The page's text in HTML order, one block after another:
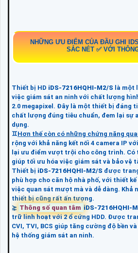
NHỮNG ƯU ĐIỂM CỦA ĐẦU GHI
SẮC NÉT ✅ VỚI
Thiết bị HD iDS-7216HQHI-M2/S là một
việc giám sát an ninh với chất lượng
2.0 megapixel. Đây là một thiết bị đáng
chất lượng đúng tiêu chuẩn, đem lại sự
dụng.
♊Hơn thế còn có những chứng năng
rộng với khả năng kết nối 4 camera IP
lại ưu điểm vượt trội cho công trình. Có
giúp tối ưu hóa việc giám sát và bảo vệ
Thiết bị iDS-7216HQHI-M2/S được
phù hợp cho căn hộ nhà phố, với thiết
việc quan sát mượt mà và dễ dàng. Khả
thiết bị cũng rất ấn tượng.
⋩ Thông số quan tâm iDS-7216HQHI-
trữ linh hoạt với 2 ổ cứng HDD. Được
CVI, TVI, BCS giúp tăng cường độ bền
hệ thống giám sát an ninh.